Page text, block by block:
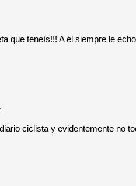
que teneís!!! A él siempre le
ciclista y evidentemente no